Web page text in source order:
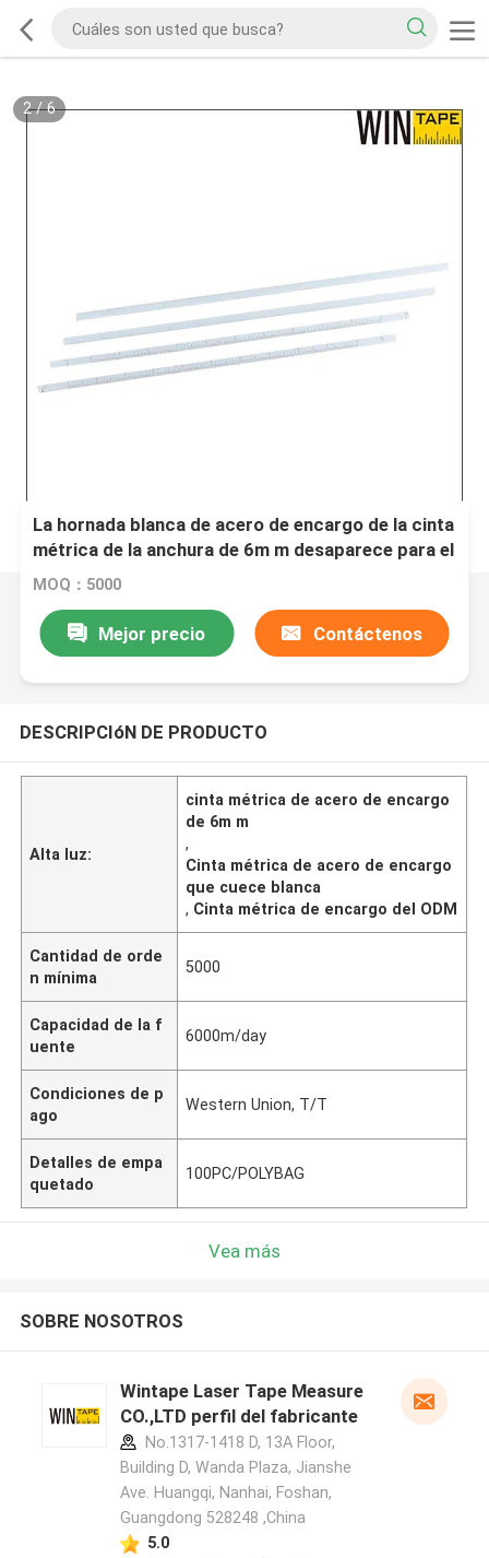
2/6
La hornada blanca de acero de encargo de la cinta
métrica de la anchura de 6m m desaparece para el
ODM de medición del béisbol
MOQ：5000
Mejor precio Contáctenos
DESCRIPCIóN DE PRODUCTO
Alta luz:
cinta métrica de acero de encargo
de 6m m
,
Cinta métrica de acero de encargo
que cuece blanca
, Cinta métrica de encargo del ODM
Cantidad de orde
n mínima
5000
Capacidad de la f
uente
6000m/day
Condiciones de p
ago
Western Union, T/T
Detalles de empa
quetado
100PC/POLYBAG
Vea más
SOBRE NOSOTROS
Wintape Laser Tape Measure
CO.,LTD perfil del fabricante
No.1317-1418 D, 13A Floor,
Building D, Wanda Plaza, Jianshe
Ave. Huangqi, Nanhai, Foshan,
Guangdong 528248 ,China
5.0